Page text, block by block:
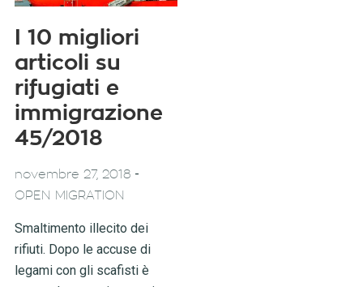
I 10 migliori
articoli su
rifugiati e
immigrazione
45/2018
novembre 27, 2018 -
OPEN MIGRATION
Smaltimento illecito dei
rifiuti. Dopo le accuse di
legami con gli scafisti è